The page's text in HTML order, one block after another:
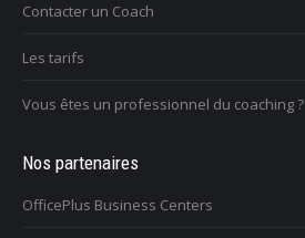
Contacter un Coach
Les tarifs
Vous êtes un professionnel du coaching ?
Nos partenaires
OfficePlus Business Centers